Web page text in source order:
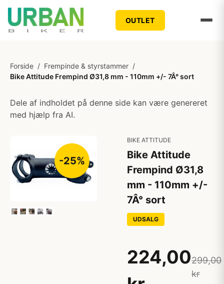
OUTLET
Forside / Frempinde & styrstammer /
Bike Attitude Frempind Ø31,8 mm - 110mm +/- 7Â° sort
Dele af indholdet på denne side kan være genereret
med hjælp fra AI.
-25%
BIKE ATTITUDE
Bike Attitude
Frempind Ø31,8
mm - 110mm +/-
7Â° sort
UDSALG
224,00299,00
kr